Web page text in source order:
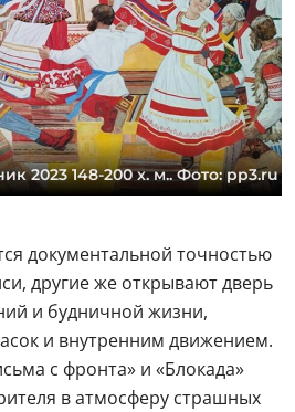
2023 148-200 х. м.. Фото: pp3.ru
документальной точностью
другие же открывают дверь
и будничной жизни,
и внутренним движением.
с фронта» и «Блокада»
в атмосферу страшных